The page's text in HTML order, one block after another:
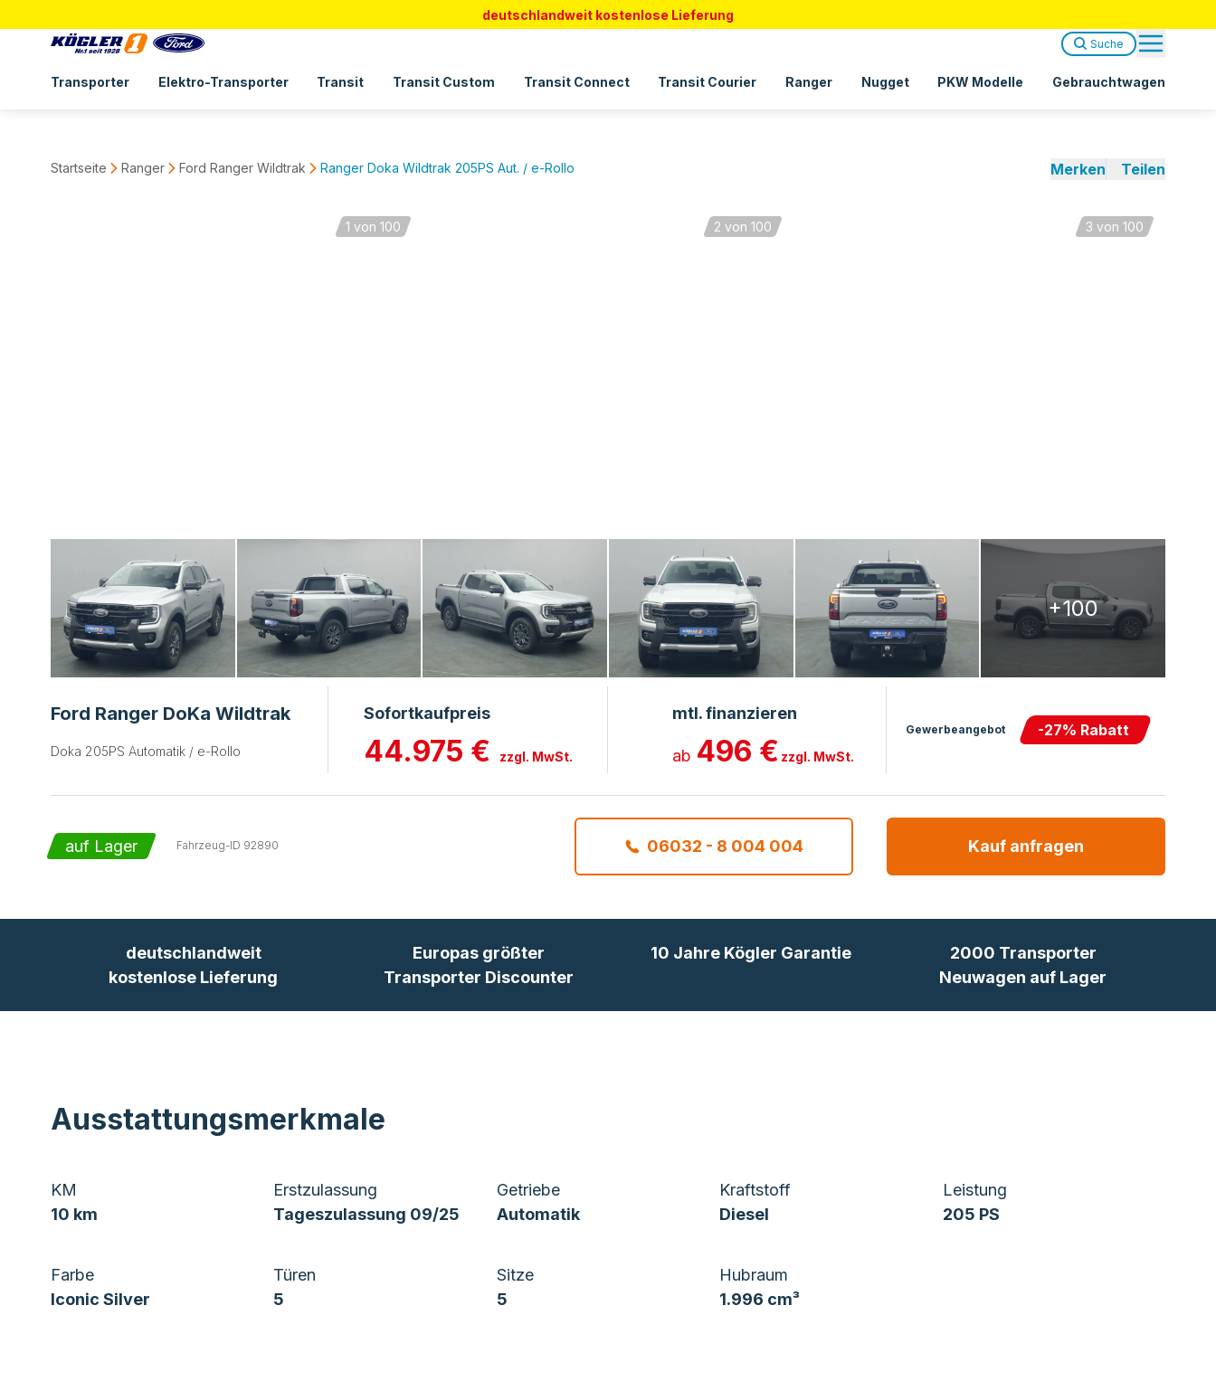
deutschlandweit kostenlose Lieferung
Transporter Elektro-Transporter Transit Transit Custom Transit Connect Transit Courier Ranger Nugget PKW Modelle Gebrauchtwagen
Suche
Startseite Ranger Ford Ranger Wildtrak Ranger Doka Wildtrak 205PS Aut. / e-Rollo Merken Teilen
2 von 100
1 von 100 3 von 100
+100
Ford Ranger DoKa Wildtrak
Doka 205PS Automatik / e-Rollo
Sofortkaufpreis
44.975 € zzgl. MwSt.
mtl. finanzieren
ab 496 € zzgl. MwSt.
Gewerbeangebot -27% Rabatt
auf Lager Fahrzeug-ID 92890 06032 - 8 004 004 Kauf anfragen
deutschlandweit
kostenlose Lieferung
Europas größter
Transporter Discounter
10 Jahre Kögler Garantie
2000 Transporter
Neuwagen auf Lager
Ausstattungsmerkmale
KM
10 km
Erstzulassung
Tageszulassung 09/25
Getriebe
Automatik
Kraftstoff
Diesel
Leistung
205 PS
Farbe
Iconic Silver
Türen
5
Sitze
5
Hubraum
1.996 cm³